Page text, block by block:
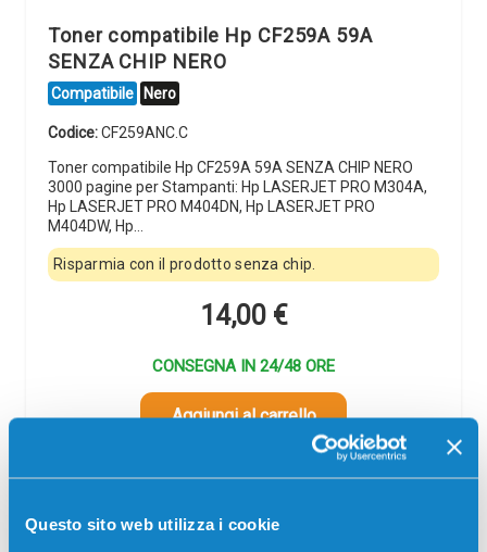
Questo sito web utilizza i cookie
Toner compatibile Hp CF259A 59A
SENZA CHIP NERO
Compatibile Nero
Codice:CF259ANC.C
Toner compatibile Hp CF259A 59A SENZA CHIP NERO
3000 pagine per Stampanti: Hp LASERJET PRO M304A,
Hp LASERJET PRO M404DN, Hp LASERJET PRO
M404DW, Hp…
Risparmia con il prodotto senza chip.
14,00 €
CONSEGNA IN 24/48 ORE
Aggiungi al carrello
01 16